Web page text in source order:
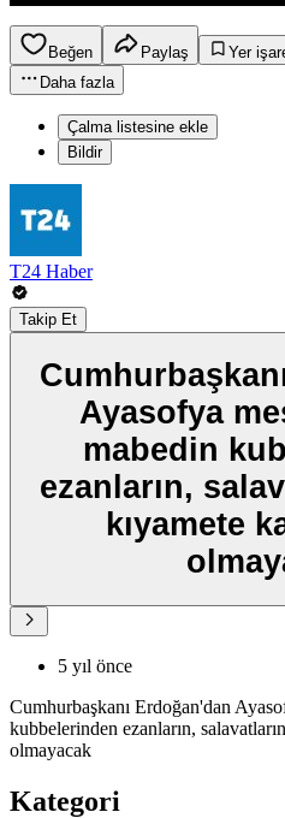
Beğen Paylaş
Yer
Daha fazla
Çalma listesine ekle
Bildir
T24 Haber
Takip Et
Ayasofya
mabedin
ezanların,
kıyamete
5 yıl önce
Cumhurbaşkanı Erdoğan'dan
kubbelerinden ezanların,
olmayacak
Kategori